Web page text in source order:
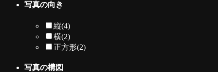
写真の向き
縦(4)
横(2)
正方形(2)
写真の構図